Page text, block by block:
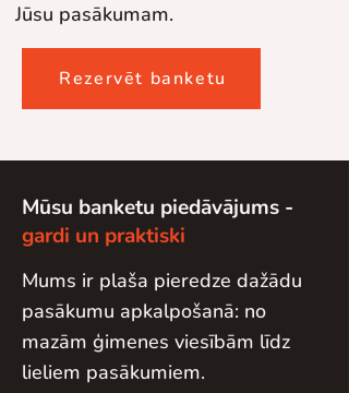
Jūsu pasākumam.
Rezervēt banketu
Mūsu banketu piedāvājums -
gardi un praktiski
Mums ir plaša pieredze dažādu
pasākumu apkalpošanā: no
mazām ģimenes viesībām līdz
lieliem pasākumiem.